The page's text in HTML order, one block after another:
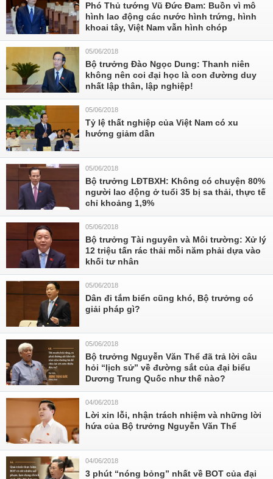
Phó Thủ tướng Vũ Đức Đam: Buồn vì mô
hình lao động các nước hình trứng, hình
khoai tây, Việt Nam vẫn hình chóp
05/06/2018
Bộ trưởng Đào Ngọc Dung: Thanh niên
không nên coi đại học là con đường duy
nhất lập thân, lập nghiệp!
05/06/2018
Tỷ lệ thất nghiệp của Việt Nam có xu
hướng giảm dần
05/06/2018
Bộ trưởng LĐTBXH: Không có chuyện 80%
người lao động ở tuổi 35 bị sa thải, thực tế
chỉ khoảng 1,9%
05/06/2018
Bộ trưởng Tài nguyên và Môi trường: Xử lý
12 triệu tấn rác thải mỗi năm phải dựa vào
khối tư nhân
05/06/2018
Dân đi tắm biển cũng khó, Bộ trưởng có
giải pháp gì?
05/06/2018
Bộ trưởng Nguyễn Văn Thể đã trả lời câu
hỏi “lịch sử” về đường sắt của đại biểu
Dương Trung Quốc như thế nào?
04/06/2018
Lời xin lỗi, nhận trách nhiệm và những lời
hứa của Bộ trưởng Nguyễn Văn Thể
04/06/2018
3 phút “nóng bỏng” nhất về BOT của đại